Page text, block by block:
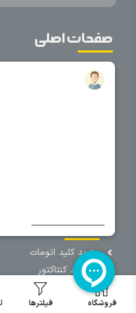
صفحات اصلی
خانه
سایر دسته بندی ها
خرید کلید اتومات
خرید کنتاکتور
خرید فیوز
مینیاتوری
فروشگاه فیلترها